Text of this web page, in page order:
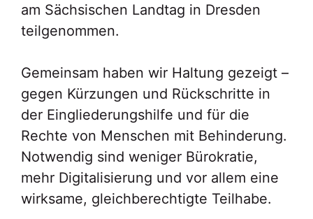
am Sächsischen Landtag in Dresden
teilgenommen.
Gemeinsam haben wir Haltung gezeigt –
gegen Kürzungen und Rückschritte in
der Eingliederungshilfe und für die
Rechte von Menschen mit Behinderung.
Notwendig sind weniger Bürokratie,
mehr Digitalisierung und vor allem eine
wirksame, gleichberechtigte Teilhabe.